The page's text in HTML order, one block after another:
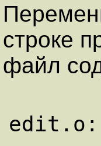
строке
файл